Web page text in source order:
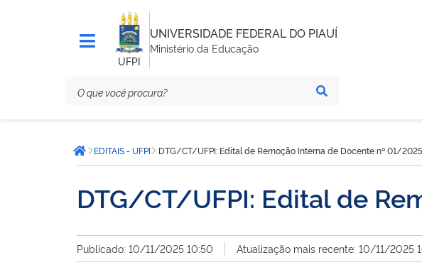
UFPI
UNIVERSIDADE FEDERAL DO PIAUÍ
Ministério da Educação
está
aqui:Página inicial
EDITAIS - UFPI DTG/CT/UFPI: Edital de Remoção Interna de Docente nº 01/2025
DTG/CT/UFPI: Edital de
Publicado: 10/11/2025 10:50 Atualização mais recente: 10/11/2025